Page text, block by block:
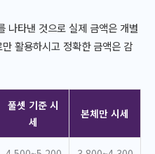
나타낸 것으로 실제 금액은 개별
활용하시고 정확한 금액은 감
풀셋 기준 시
세
본체만 시세